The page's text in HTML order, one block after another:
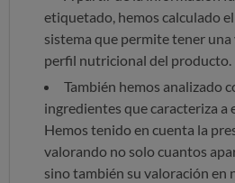
etiquetado, hemos calculado el
sistema que permite tener
perfil nutricional del producto.
También hemos analizado
ingredientes que caracteriza a
Hemos tenido en cuenta la
valorando no solo cuantos
sino también su valoración en